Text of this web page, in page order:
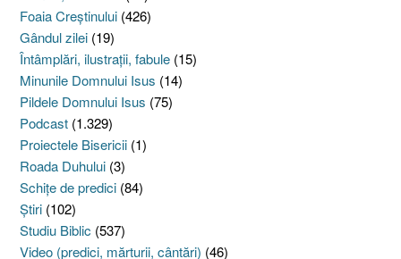
Foaia Creştinului (426)
Gândul zilei (19)
Întâmplări, ilustraţii, fabule (15)
Minunile Domnului Isus (14)
Pildele Domnului Isus (75)
Podcast (1.329)
Proiectele Bisericii (1)
Roada Duhului (3)
Schiţe de predici (84)
Ştiri (102)
Studiu Biblic (537)
Video (predici, mărturii, cântări) (46)